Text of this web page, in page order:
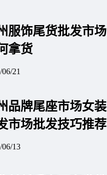
服饰尾货批发市场
拿货
06/21
品牌尾座市场女装
市场批发技巧推荐
06/13